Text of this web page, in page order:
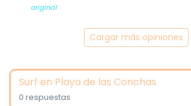
original
Cargar más opiniones
Surf en Playa de las Conchas
0 respuestas